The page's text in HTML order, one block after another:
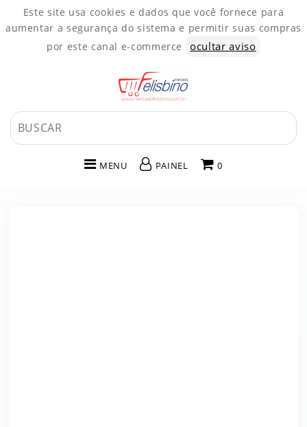
Este site usa cookies e dados que você fornece para
aumentar a segurança do sistema e permitir suas compras
por este canal e-commerce
MENU PAINEL 0